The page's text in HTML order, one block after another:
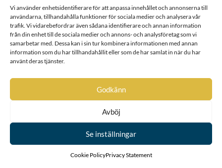
Vi använder enhetsidentifierare för att anpassa innehållet och annonserna till
användarna, tillhandahålla funktioner för sociala medier och analysera vår
trafik. Vi vidarebefordrar även sådana identifierare och annan information
från din enhet till de sociala medier och annons- och analysföretag som vi
samarbetar med. Dessa kan i sin tur kombinera informationen med annan
information som du har tillhandahållit eller som de har samlat in när du har
använt deras tjänster.
Godkänn
Avböj
Se inställningar
Cookie PolicyPrivacy Statement
263
Marcks von Würtemberg
1769
Marschalck
1963
von Matérn
1847
Maydell
1778
Meck
1607
Meldercreutz
Ointroducerad
2141
von Moltzer
Montgomery
Ointroducerad
Moore
Morgane (O’Morugh)
Munsterhjelm
1663
Möhlman
Möllerheim